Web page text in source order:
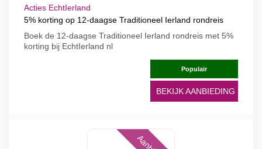
Acties EchtIerland
5% korting op 12-daagse Traditioneel Ierland rondreis
Boek de 12-daagse Traditioneel Ierland rondreis met 5%
korting bij EchtIerland nl
Populair
BEKIJK AANBIEDING